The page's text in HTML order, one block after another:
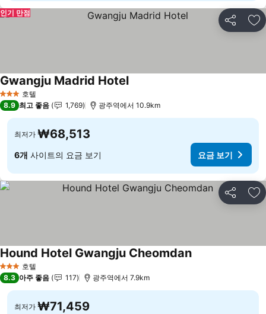
공유 즐
인기 만점
3 성급 호텔
Gwangju Madrid Hotel요금 보기
8.9 최고 좋음 1,769 광주역에서 10.9km
최저가 ₩68,513
6개 사이트의 요금 보기 요금 보기
공유 즐
3 성급 호텔
Hound Hotel Gwangju Cheomdan요금 보기
8.3 아주 좋음 117 광주역에서 7.9km
최저가 ₩71,459